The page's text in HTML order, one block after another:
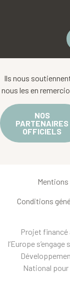
Ils nous
nous les en
NOS
PARTENAIRES
OFFICIELS
Mentions
Conditions
Projet financé
l’Europe
National pour